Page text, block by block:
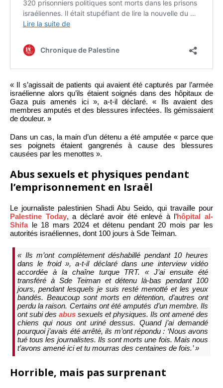
« Il s’agissait de patients qui avaient été capturés par l’armée
israélienne alors qu’ils étaient soignés dans des hôpitaux de
Gaza puis amenés ici », a-t-il déclaré. « Ils avaient des
membres amputés et des blessures infectées. Ils gémissaient
de douleur. »
Dans un cas, la main d’un détenu a été amputée « parce que
ses poignets étaient gangrenés à cause des blessures
causées par les menottes ».
Abus sexuels et physiques pendant
l’emprisonnement en Israël
Le journaliste palestinien Shadi Abu Seido, qui travaille pour
Palestine Today, a déclaré avoir été enlevé à l’hôpital al-
Shifale 18 mars 2024 et détenu pendant 20 mois par les
autorités israéliennes, dont 100 jours à Sde Teiman.
« Ils m’ont complètement déshabillé pendant 10 heures
dans le froid », a-t-il déclaré dans une interview vidéo
accordée à la chaîne turque TRT. « J’ai ensuite été
transféré à Sde Teiman et détenu là-bas pendant 100
jours, pendant lesquels je suis resté menotté et les yeux
bandés. Beaucoup sont morts en détention, d’autres ont
perdu la raison. Certains ont été amputés d’un membre. Ils
ont subi des abus sexuels et physiques. Ils ont amené des
chiens qui nous ont uriné dessus. Quand j’ai demandé
pourquoi j’avais été arrêté, ils m’ont répondu : ‘Nous avons
tué tous les journalistes. Ils sont morts une fois. Mais nous
t’avons amené ici et tu mourras des centaines de fois.’ »
Horrible, mais pas surprenant